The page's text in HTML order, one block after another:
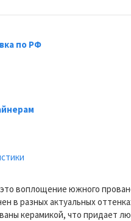
по РФ
воплощение южного
в разных актуальных
керамикой, что придает